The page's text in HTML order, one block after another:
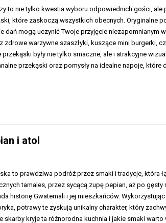
to nie tylko kwestia wyboru odpowiednich gości, ale
które zaskoczą wszystkich obecnych. Oryginalne
dań mogą uczynić Twoje przyjęcie niezapomnianym
zdrowe warzywne szaszłyki, kuszące mini burgerki,
były nie tylko smaczne, ale i atrakcyjne
przekąski oraz pomysły na idealne napoje, które
i atol
to prawdziwa podróż przez smaki i tradycje, która
tamales, przez sycącą zupę pepian, aż po
historię Gwatemali i jej mieszkańców.
potrawy te zyskują unikalny charakter, który
skarby kryje ta różnorodna kuchnia i jakie smaki